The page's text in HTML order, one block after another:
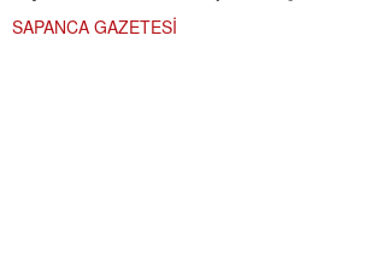
SAPANCA GAZETESİ